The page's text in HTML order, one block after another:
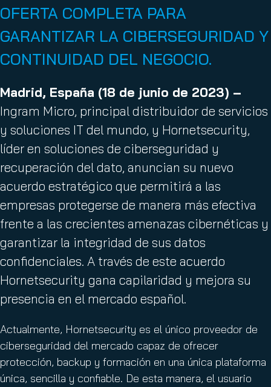
OFERTA COMPLETA PARA
GARANTIZAR LA CIBERSEGURIDAD Y
CONTINUIDAD DEL NEGOCIO.
Madrid, España (18 de junio de 2023) –
Ingram Micro, principal distribuidor de servicios
y soluciones IT del mundo, y Hornetsecurity,
líder en soluciones de ciberseguridad y
recuperación del dato, anuncian su nuevo
acuerdo estratégico que permitirá a las
empresas protegerse de manera más efectiva
frente a las crecientes amenazas cibernéticas y
garantizar la integridad de sus datos
confidenciales. A través de este acuerdo
Hornetsecurity gana capilaridad y mejora su
presencia en el mercado español.
Actualmente, Hornetsecurity es el único proveedor de
ciberseguridad del mercado capaz de ofrecer
protección, backup y formación en una única plataforma
única, sencilla y confiable. De esta manera, el usuario